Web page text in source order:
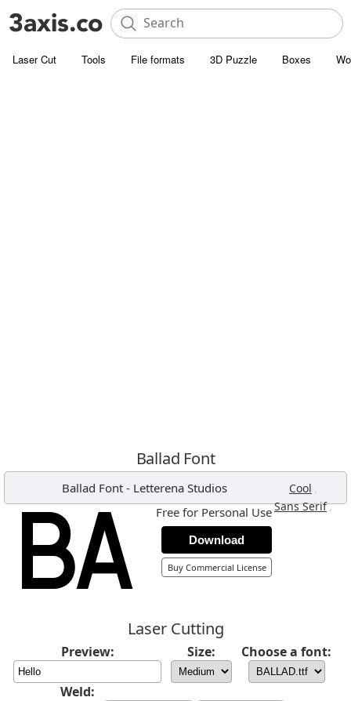
Laser Cut Tools File formats 3D Puzzle Boxes
Ballad Font
Ballad Font- Letterena Studios Cool ,
Sans Serif,
Free for Personal Use
Download
Buy Commercial License
Laser Cutting
Preview: Size: Choose a font:
Weld: